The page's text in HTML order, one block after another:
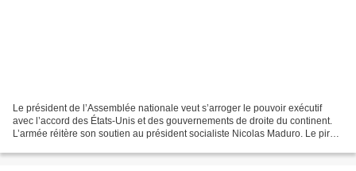
Le président de l’Assemblée nationale veut s’arroger le pouvoir exécutif
avec l’accord des États-Unis et des gouvernements de droite du continent.
L’armée réitère son soutien au président socialiste Nicolas Maduro. Le pire